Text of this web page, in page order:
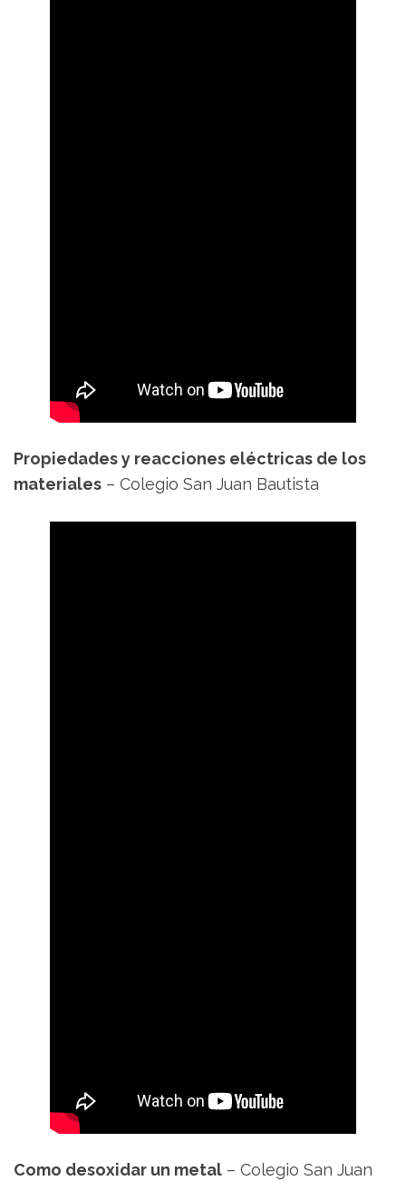
Propiedades y reacciones eléctricas de los
materiales – Colegio San Juan Bautista
Como desoxidar un metal – Colegio San Juan